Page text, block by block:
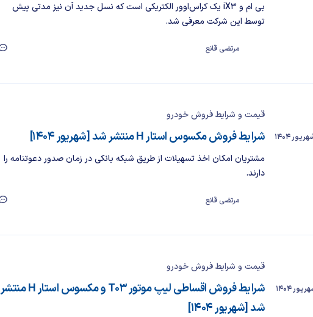
بی ام و iX3 یک کراس‌اوور الکتریکی است که نسل جدید آن نیز مدتی پیش
توسط این شرکت معرفی شد.
مرتضی قانع
قیمت و شرایط فروش خودرو
شرایط فروش مکسوس استار H منتشر شد [شهریور ۱۴۰۴]
مشتریان امکان اخذ تسهیلات از طریق شبکه بانکی در زمان صدور دعوتنامه را
دارند.
مرتضی قانع
قیمت و شرایط فروش خودرو
شرایط فروش اقساطی لیپ موتور T03 و مکسوس استار H منتشر
شد [شهریور ۱۴۰۴]